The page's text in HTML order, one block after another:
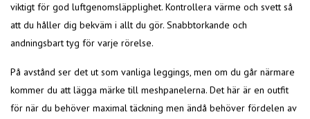
viktigt för god luftgenomsläpplighet. Kontrollera värme och svett så
att du håller dig bekväm i allt du gör. Snabbtorkande och
andningsbart tyg för varje rörelse.
På avstånd ser det ut som vanliga leggings, men om du går närmare
kommer du att lägga märke till meshpanelerna. Det här är en outfit
för när du behöver maximal täckning men ändå behöver fördelen av